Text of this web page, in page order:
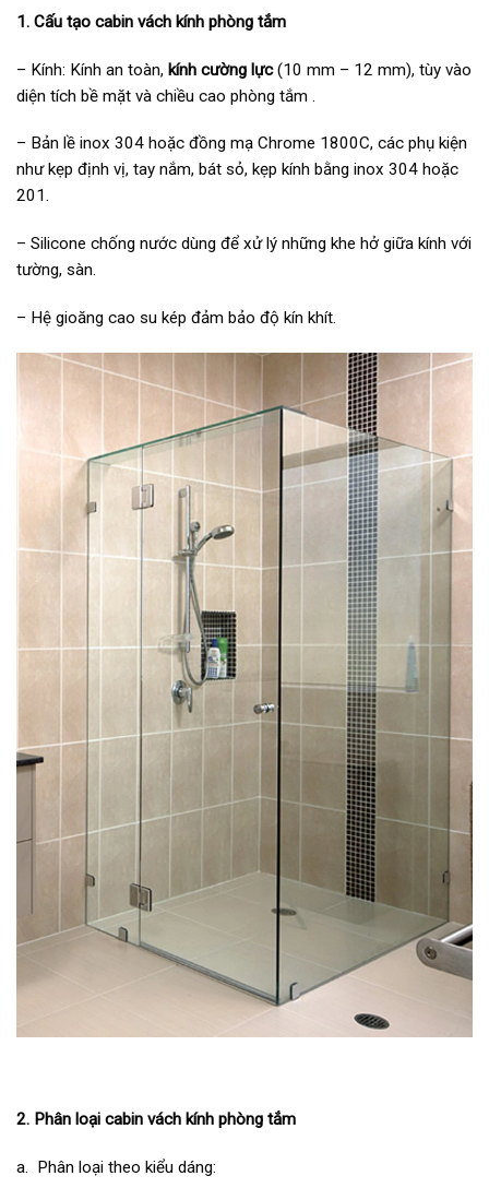
1. Cấu tạo cabin vách kính phòng tắm
– Kính: Kính an toàn, kính cường lực(10 mm – 12 mm), tùy vào
diện tích bề mặt và chiều cao phòng tắm .
– Bản lề inox 304 hoặc đồng mạ Chrome 1800C, các phụ kiện
như kẹp định vị, tay nắm, bát sỏ, kẹp kính bằng inox 304 hoặc
201.
– Silicone chống nước dùng để xử lý những khe hở giữa kính với
tường, sàn.
– Hệ gioăng cao su kép đảm bảo độ kín khít.
2. Phân loại cabin vách kính phòng tắm
a. Phân loại theo kiểu dáng: